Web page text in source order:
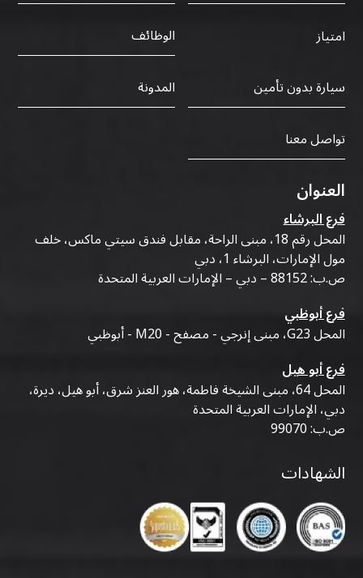
امتياز
الوظائف
سيارة بدون تأمين
المدونة
تواصل معنا
العنوان
فرع البرشاء
المحل رقم 18، مبنى الراحة، مقابل فندق سيتي ماكس، خلف
مول الإمارات، البرشاء 1، دبي
ص.ب: 88152 – دبي – الإمارات العربية المتحدة
فرع أبوظبي
المحل G23، مبنى إنرجي - مصفح - M20 - أبوظبي
فرع أبو هيل
المحل 64، مبنى الشيخة فاطمة، هور العنز شرق، أبو هيل، ديرة،
دبي، الإمارات العربية المتحدة
ص.ب: 99070
الشهادات